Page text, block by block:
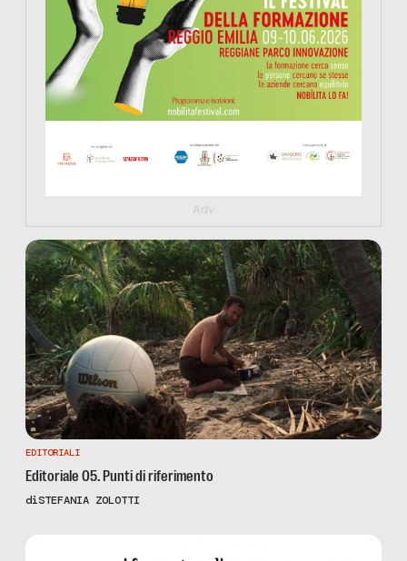
Adv
EDITORIALI
Editoriale 05. Punti di riferimento
diSTEFANIA ZOLOTTI